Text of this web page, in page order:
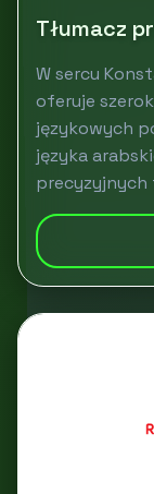
Tłumacz
W sercu
oferuje
językowych
języka
precyzyjnych